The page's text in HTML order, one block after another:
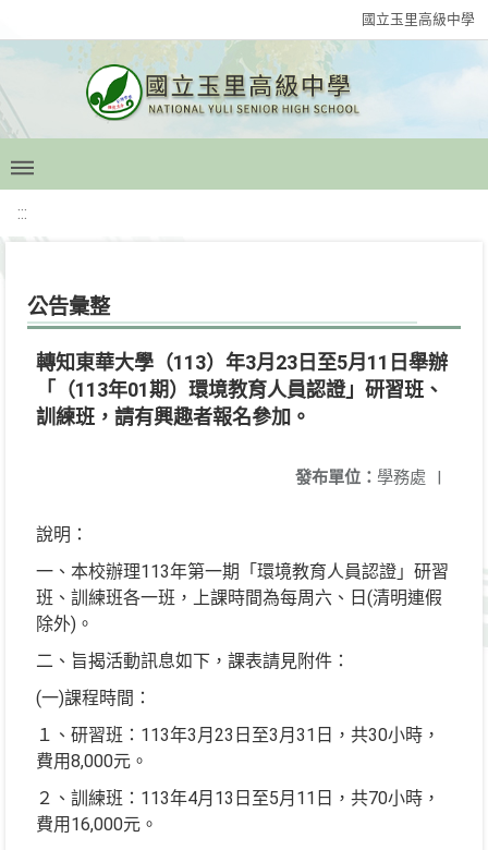
國立玉里高級中學
:::
公告彙整
轉知東華大學（113）年3月23日至5月11日舉辦
「（113年01期）環境教育人員認證」研習班、
訓練班，請有興趣者報名參加。
發布單位： 學務處 |
說明：
一、本校辦理113年第一期「環境教育人員認證」研習
班、訓練班各一班，上課時間為每周六、日(清明連假
除外)。
二、旨揭活動訊息如下，課表請見附件：
(一)課程時間：
１、研習班：113年3月23日至3月31日，共30小時，
費用8,000元。
２、訓練班：113年4月13日至5月11日，共70小時，
費用16,000元。